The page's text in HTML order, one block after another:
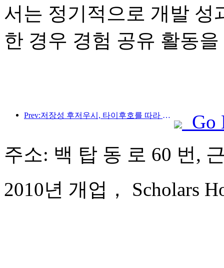
서는 정기적으로 개발 성
한 경우 경험 공유 활동
Prev:저장성 후저우시, 타이후호를 따라 있는 고대 마을이 약 10억 위안을 투자해 개조 및 업그레이드를 시작했습니다.
Go
주소: 백 탑 동 로 60 번,
2010년 개업， Scholars